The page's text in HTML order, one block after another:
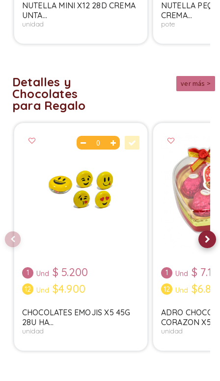
NUTELLA MINI X12 28D CREMA
UNTA...
unidad
NUTELLA
CREMA...
pote
Detalles y
Chocolates
para Regalo
ver más >
1 Und $ 5.200
12 Und $4.900
CHOCOLATES EMOJIS X5 45G
28U HA...
unidad
1 Und $
12 Und
ADRO
CORAZON X5
unidad